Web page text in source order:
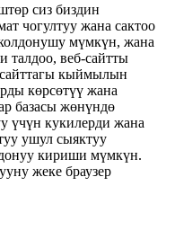
сиз биздин
чогултуу жана сактоо
мүмкүн, жана
талдоо, веб-сайтты
кыймылын
көрсөтүү жана
базасы жөнүндө
үчүн кукилерди жана
ушул сыяктуу
кириши мүмкүн.
жеке браузер